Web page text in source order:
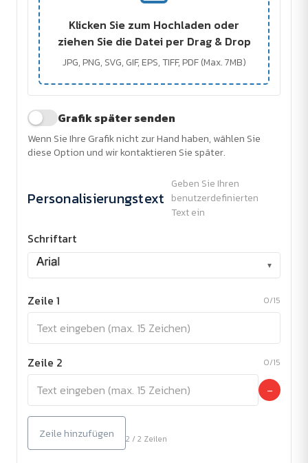
Klicken Sie zum Hochladen oder
ziehen Sie die Datei per Drag & Drop
JPG, PNG, SVG, GIF, EPS, TIFF, PDF (Max. 7MB)
Grafik später senden
Wenn Sie Ihre Grafik nicht zur Hand haben, wählen Sie
diese Option und wir kontaktieren Sie später.
Personalisierungstext
Geben Sie Ihren
benutzerdefinierten
Text ein
Schriftart
▾
Zeile 1 0/15
Zeile 2 0/15
−
Zeile hinzufügen 2 / 2 Zeilen